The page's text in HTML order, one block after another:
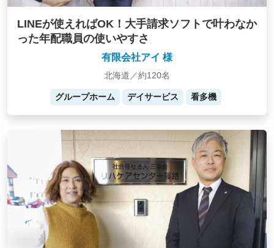
LINEが使えればOK！大手請求ソフトで叶わなか
った年配職員の使いやすさ
有限会社アイ 様
北海道／約120名
グループホーム デイサービス 看多機